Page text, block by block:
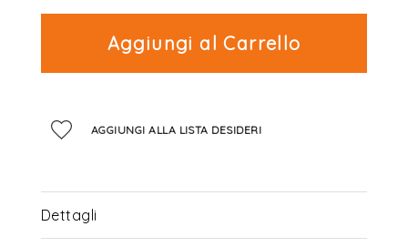
Aggiungi al Carrello
AGGIUNGI ALLA LISTA DESIDERI
Dettagli